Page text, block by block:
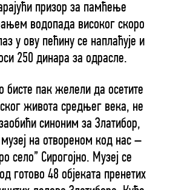
призор за памћење
водопада високог скоро
у ову пећину се наплаћује и
250 динара за одрасле.
бисте пак желели да осетите
живота средњег века, не
синоним за Златибор,
музеј на отвореном код нас –
село” Сирогојно. Музеј се
готово 48 објеката пренетих